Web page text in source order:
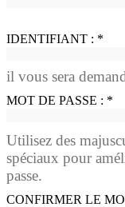
IDENTIFIANT : *
il vous sera
MOT DE PASSE : *
Utilisez des
spéciaux pour
passe.
CONFIRMER LE